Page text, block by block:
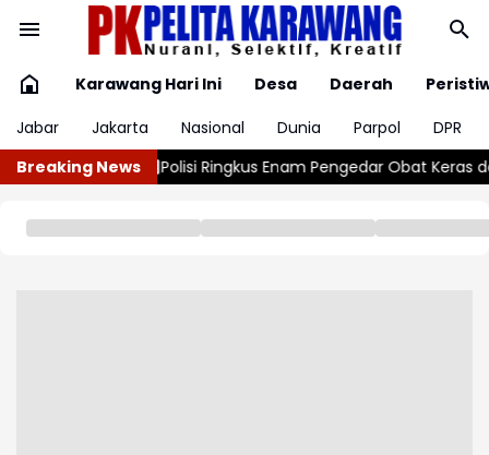
Karawang Hari Ini Desa Daerah
Jabar
Jakarta Nasional Dunia Parpol
DPR
Breaking News
Enam Pengedar Obat Keras dan Sita Ratusan Butir Tramadol